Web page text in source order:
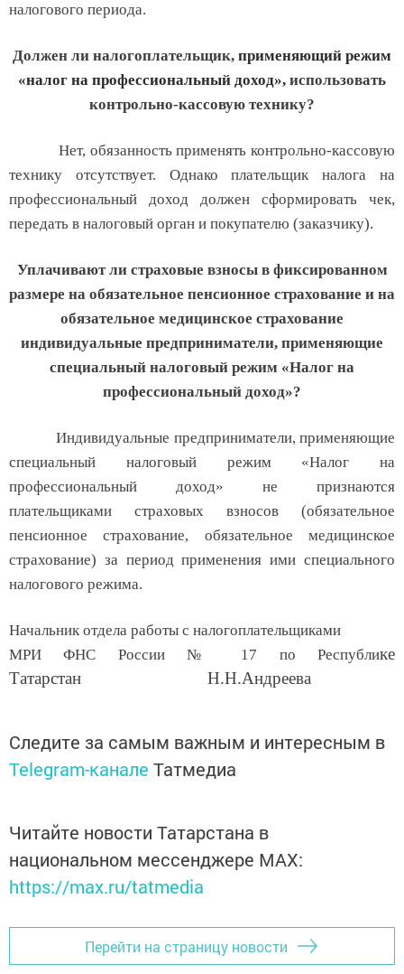
налогового периода.
Должен ли налогоплательщик, применяющий режим
«налог на профессиональный доход», использовать
контрольно-кассовую технику?
Нет, обязанность применять контрольно-кассовую
технику отсутствует. Однако плательщик налога на
профессиональный доход должен сформировать чек,
передать в налоговый орган и покупателю (заказчику).
Уплачивают ли страховые взносы в фиксированном
размере на обязательное пенсионное страхование и на
обязательное медицинское страхование
индивидуальные предприниматели, применяющие
специальный налоговый режим «Налог на
профессиональный доход»?
Индивидуальные предприниматели, применяющие
специальный налоговый режим «Налог на
профессиональный доход» не признаются
плательщиками страховых взносов (обязательное
пенсионное страхование, обязательное медицинское
страхование) за период применения ими специального
налогового режима.
Начальник отдела работы с налогоплательщиками
МРИ ФНС России № 17 по Республике
Татарстан Н.Н.Андреева
Следите за самым важным и интересным в
Telegram-канале Татмедиа
Читайте новости Татарстана в
национальном мессенджере MАХ:
https://max.ru/tatmedia
Перейти на страницу новости